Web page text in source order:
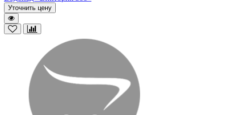
Уточнить цену